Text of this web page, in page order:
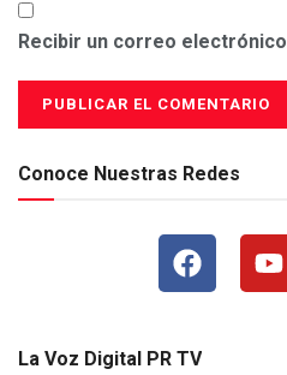
Recibir un correo
Conoce Nuestras Redes
La Voz Digital PR TV